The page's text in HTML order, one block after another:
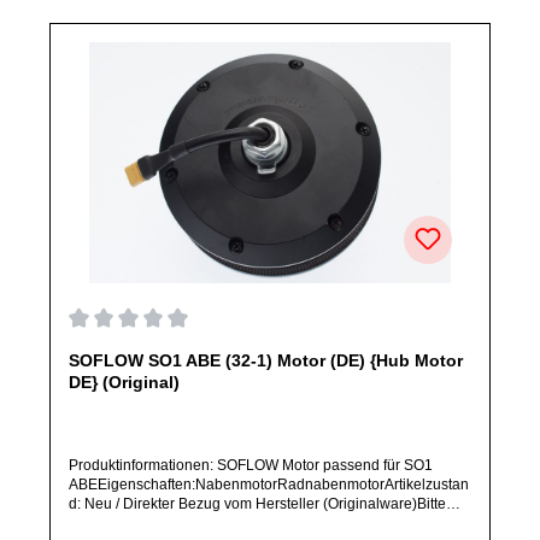
SOFLOW SO1 ABE (32-1) Motor (DE) {Hub Motor
DE} (Original)
Produktinformationen: SOFLOW Motor passend für SO1
ABEEigenschaften:NabenmotorRadnabenmotorArtikelzustan
d: Neu / Direkter Bezug vom Hersteller (Originalware)Bitte